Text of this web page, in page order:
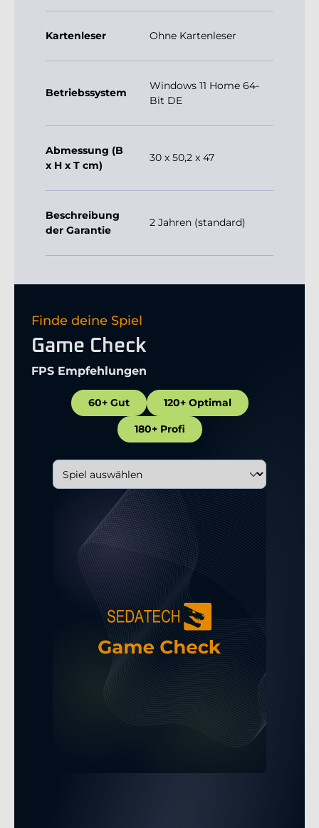
Kartenleser Ohne Kartenleser
Betriebssystem
Windows 11 Home 64-
Bit DE
Abmessung (B
x H x T cm)
30 x 50,2 x 47
Beschreibung
der Garantie
2 Jahren (standard)
Finde deine Spiel
Game Check
FPS Empfehlungen
60+ Gut 120+ Optimal
180+ Profi